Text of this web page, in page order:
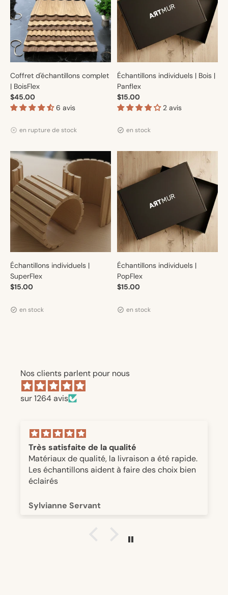
Coffret d'échantillons complet
| BoisFlex
$45.00
6 avis
en rupture de stock
Échantillons individuels | Bois |
Panflex
$15.00
2 avis
en stock
Échantillons individuels |
SuperFlex
$15.00
en stock
Échantillons individuels |
PopFlex
$15.00
en stock
Nos clients parlent pour nous
sur 1264 avis
Très satisfaite de la qualité
Matériaux de qualité, la livraison a été rapide.
Les échantillons aident à faire des choix bien
éclairés
Sylvianne Servant